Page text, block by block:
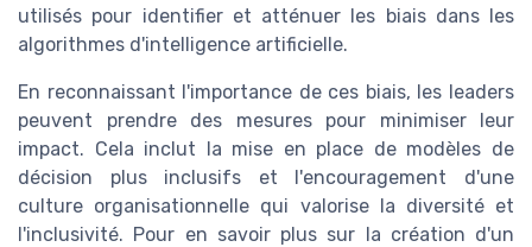
utilisés pour identifier et atténuer les biais dans les
algorithmes d'intelligence artificielle.
En reconnaissant l'importance de ces biais, les leaders
peuvent prendre des mesures pour minimiser leur
impact. Cela inclut la mise en place de modèles de
décision plus inclusifs et l'encouragement d'une
culture organisationnelle qui valorise la diversité et
l'inclusivité. Pour en savoir plus sur la création d'un